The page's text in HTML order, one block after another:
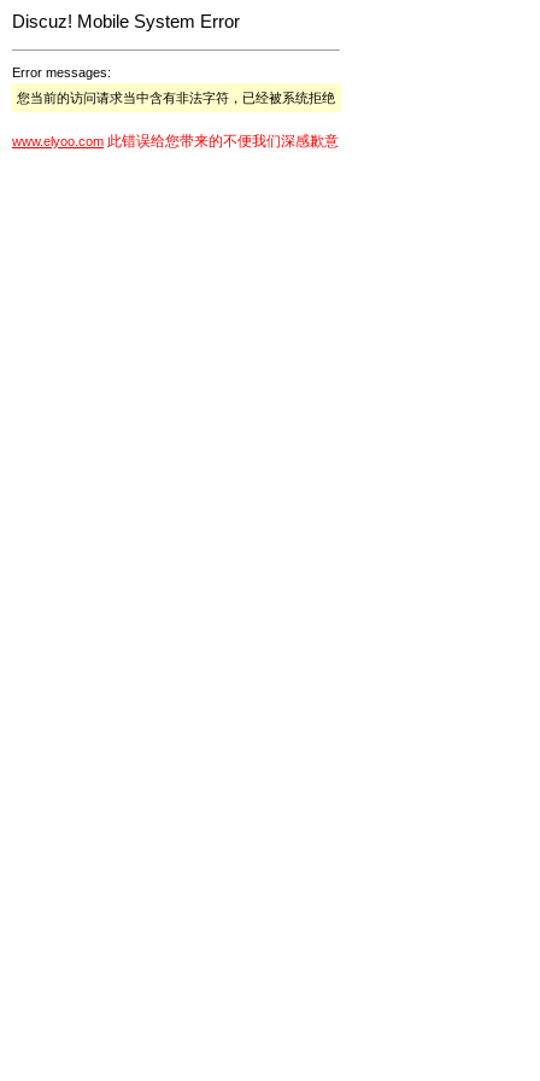
Discuz! Mobile System Error
Error messages:
您当前的访问请求当中含有非法字符，已经被系统拒绝
www.elyoo.com 此错误给您带来的不便我们深感歉意